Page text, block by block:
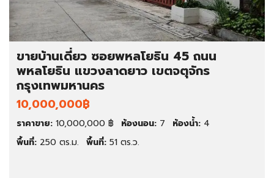
ขายบ้านเดี่ยว ซอยพหลโยธิน 45 ถนน
พหลโยธิน แขวงลาดยาว เขตจตุจักร
กรุงเทพมหานคร
10,000,000฿
ราคาขาย: 10,000,000 ฿ ห้องนอน: 7 ห้องน้ำ: 4
พื้นที่: 250 ตร.ม. พื้นที่: 51 ตร.ว.